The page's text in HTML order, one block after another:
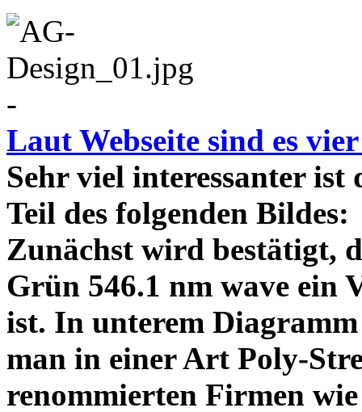
-
Laut Webseite sind es
Sehr viel interessanter
Teil des folgenden
Zunächst wird bestätigt,
Grün 546.1 nm wave ein
ist. In unterem
man in einer Art Poly-
renommierten Firmen